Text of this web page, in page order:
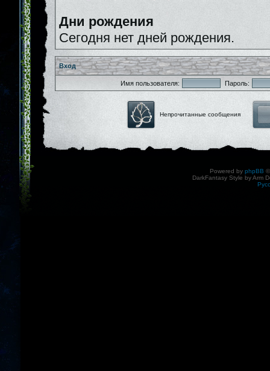
Дни рождения
Сегодня нет дней рождения.
Вход
Имя пользователя: Пароль:
Непрочитанные сообщения
Powered by phpBB
DarkFantasy Style by Arm